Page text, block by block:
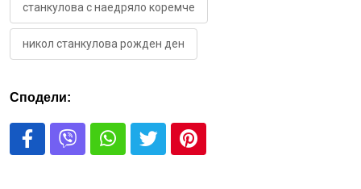
станкулова с наедряло коремче
никол станкулова рожден ден
Сподели: